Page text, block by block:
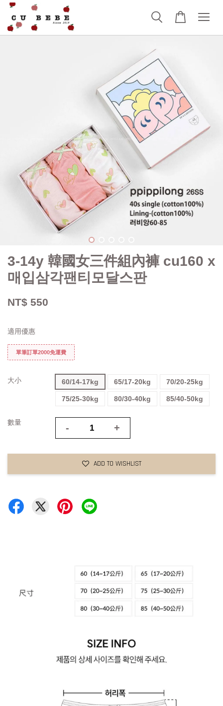
3-14y 韓國女三件組內褲 cu160 x
매입삼각팬티모달스판
NT$ 550
適用優惠
單筆訂單2000免運費
大小 60/14-17kg 65/17-20kg 70/20-25kg
75/25-30kg 80/30-40kg 85/40-50kg
數量 - +
ADD TO WISHLIST